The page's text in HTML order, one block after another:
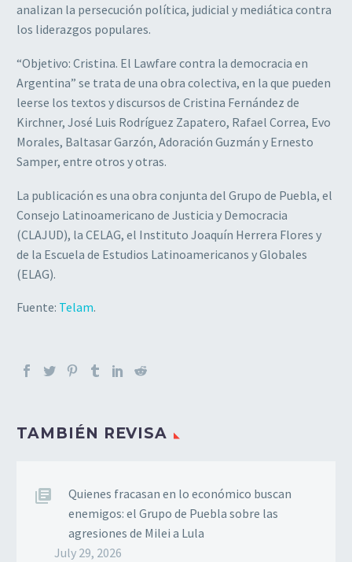
analizan la persecución política, judicial y mediática contra
los liderazgos populares.
“Objetivo: Cristina. El Lawfare contra la democracia en
Argentina” se trata de una obra colectiva, en la que pueden
leerse los textos y discursos de Cristina Fernández de
Kirchner, José Luis Rodríguez Zapatero, Rafael Correa, Evo
Morales, Baltasar Garzón, Adoración Guzmán y Ernesto
Samper, entre otros y otras.
La publicación es una obra conjunta del Grupo de Puebla, el
Consejo Latinoamericano de Justicia y Democracia
(CLAJUD), la CELAG, el Instituto Joaquín Herrera Flores y
de la Escuela de Estudios Latinoamericanos y Globales
(ELAG).
Fuente: Telam.
TAMBIÉN REVISA
Quienes fracasan en lo económico buscan
enemigos: el Grupo de Puebla sobre las
agresiones de Milei a Lula
July 29, 2026